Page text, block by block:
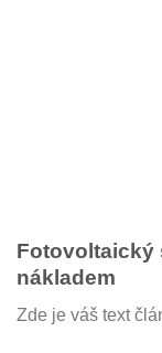
Fotovoltaický
nákladem
Zde je váš text